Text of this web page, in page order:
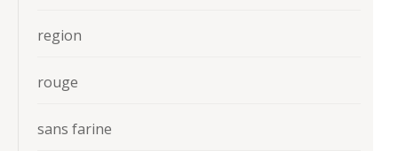
region
rouge
sans farine